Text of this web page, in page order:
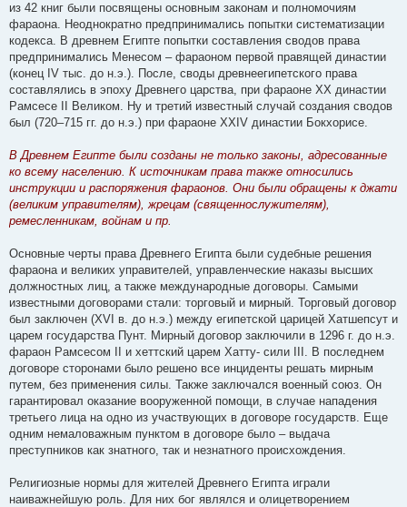
из 42 книг были посвящены основным законам и полномочиям
фараона. Неоднократно предпринимались попытки систематизации
кодекса. В древнем Египте попытки составления сводов права
предпринимались Менесом – фараоном первой правящей династии
(конец IV тыс. до н.э.). После, своды древнеегипетского права
составлялись в эпоху Древнего царства, при фараоне XX династии
Рамсесе II Великом. Ну и третий известный случай создания сводов
был (720–715 гг. до н.э.) при фараоне XXIV династии Бокхорисе.
В Древнем Египте были созданы не только законы, адресованные
ко всему населению. К источникам права также относились
инструкции и распоряжения фараонов. Они были обращены к джати
(великим управителям), жрецам (священнослужителям),
ремесленникам, войнам и пр.
Основные черты права Древнего Египта были судебные решения
фараона и великих управителей, управленческие наказы высших
должностных лиц, а также международные договоры. Самыми
известными договорами стали: торговый и мирный. Торговый договор
был заключен (XVI в. до н.э.) между египетской царицей Хатшепсут и
царем государства Пунт. Мирный договор заключили в 1296 г. до н.э.
фараон Рамсесом II и хеттский царем Хатту- сили III. В последнем
договоре сторонами было решено все инциденты решать мирным
путем, без применения силы. Также заключался военный союз. Он
гарантировал оказание вооруженной помощи, в случае нападения
третьего лица на одно из участвующих в договоре государств. Еще
одним немаловажным пунктом в договоре было – выдача
преступников как знатного, так и незнатного происхождения.
Религиозные нормы для жителей Древнего Египта играли
наиважнейшую роль. Для них бог являлся и олицетворением